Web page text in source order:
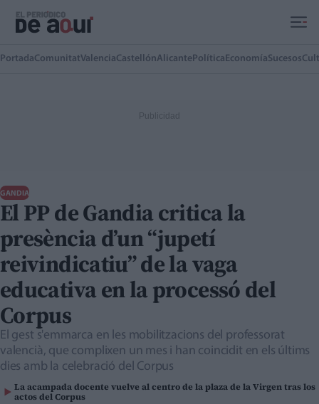
PortadaComunitatValenciaCastellónAlicante Política EconomíaSucesos
GANDIA
El PP de Gandia critica la
presència d’un “jupetí
reivindicatiu” de la vaga
educativa en la processó del
Corpus
El gest s'emmarca en les mobilitzacions del professorat
valencià, que complixen un mes i han coincidit en els últims
dies amb la celebració del Corpus
La acampada docente vuelve al centro de la plaza de la Virgen tras los
actos del Corpus